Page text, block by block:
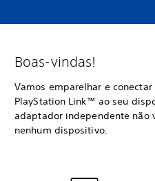
Boas-vindas!
Vamos emparelhar e
PlayStation Link™ ao seu
adaptador independente não
nenhum dispositivo.